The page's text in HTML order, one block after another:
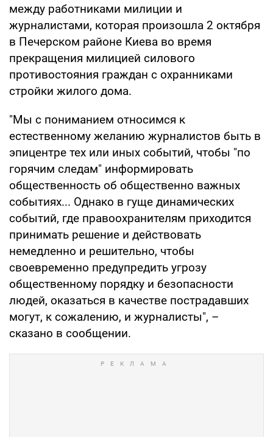
между работниками милиции и
журналистами, которая произошла 2 октября
в Печерском районе Киева во время
прекращения милицией силового
противостояния граждан с охранниками
стройки жилого дома.
"Мы с пониманием относимся к
естественному желанию журналистов быть в
эпицентре тех или иных событий, чтобы "по
горячим следам" информировать
общественность об общественно важных
событиях... Однако в гуще динамических
событий, где правоохранителям приходится
принимать решение и действовать
немедленно и решительно, чтобы
своевременно предупредить угрозу
общественному порядку и безопасности
людей, оказаться в качестве пострадавших
могут, к сожалению, и журналисты", –
сказано в сообщении.